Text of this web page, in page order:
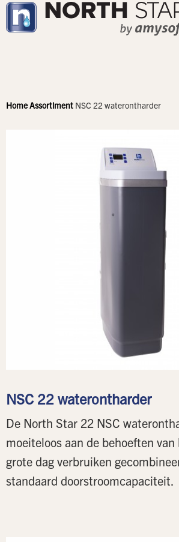
HomeAssortiment NSC 22 waterontharder
NSC 22 waterontharder
De North Star 22 NSC
moeiteloos aan de behoeften
grote dag verbruiken
standaard doorstroomcapaciteit.